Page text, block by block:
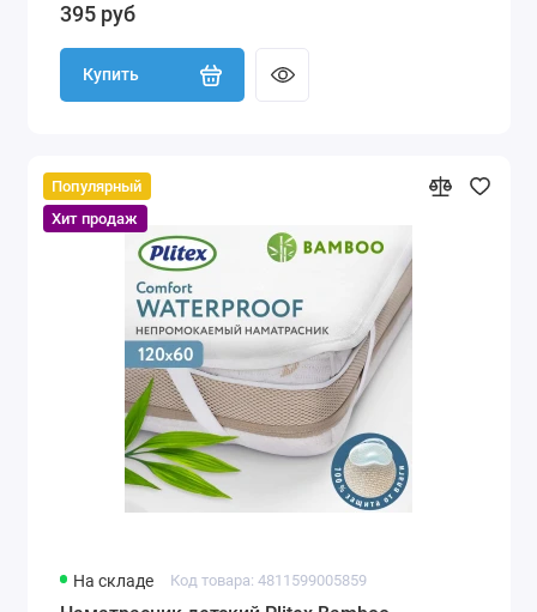
395 руб
Купить
Популярный
Хит продаж
На складе Код товара: 4811599005859